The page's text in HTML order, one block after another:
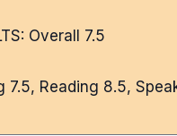
Overall 7.5
7.5, Reading 8.5,